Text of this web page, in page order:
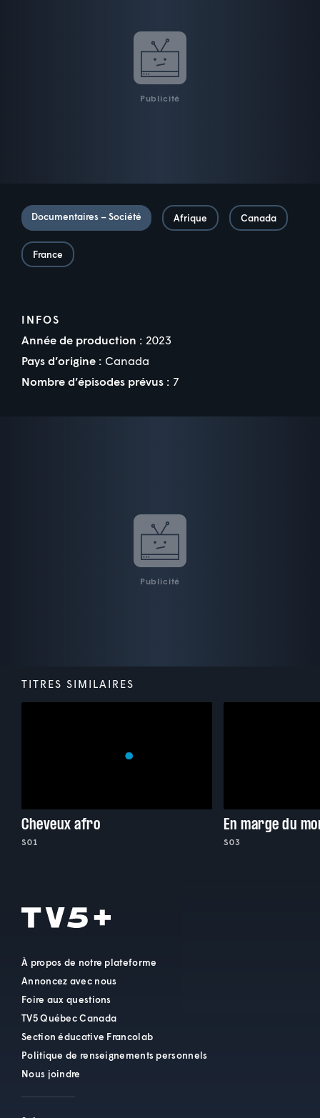
Publicité
Documentaires – Société Afrique Canada
France
INFOS
Année de production : 2023
Pays d’origine : Canada
Nombre d’épisodes prévus : 7
Publicité
TITRES SIMILAIRES
Cheveux afro
S01
En marge du
S03
À propos de notre plateforme
Annoncez avec nous
Foire aux questions
TV5 Québec Canada
Section éducative Francolab
Politique de renseignements personnels
Nous joindre